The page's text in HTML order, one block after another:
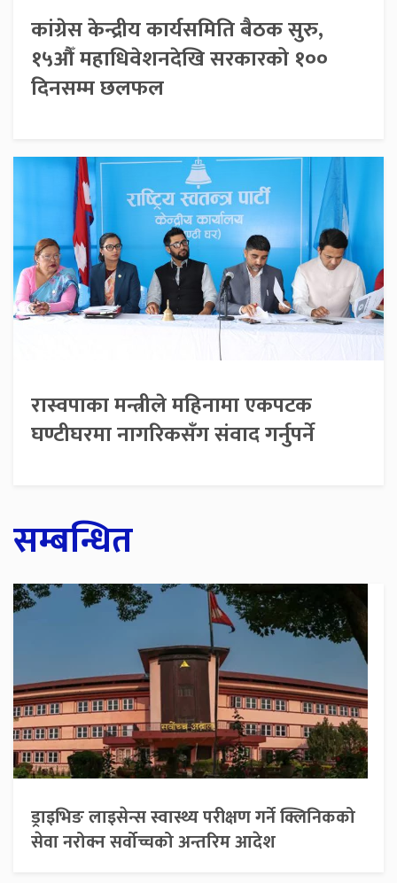
कांग्रेस केन्द्रीय कार्यसमिति बैठक सुरु,
१५औँ महाधिवेशनदेखि सरकारको १००
दिनसम्म छलफल
रास्वपाका मन्त्रीले महिनामा एकपटक
घण्टीघरमा नागरिकसँग संवाद गर्नुपर्ने
सम्बन्धित
ड्राइभिङ लाइसेन्स स्वास्थ्य परीक्षण गर्ने क्लिनिकको
सेवा नरोक्न सर्वोच्चको अन्तरिम आदेश